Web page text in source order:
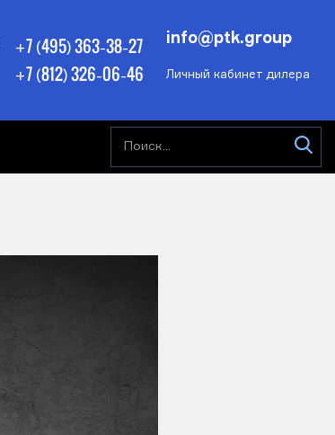
+7 (495) 363-38-27
+7 (812) 326-06-46 Личный кабинет дилера
info@ptk.group